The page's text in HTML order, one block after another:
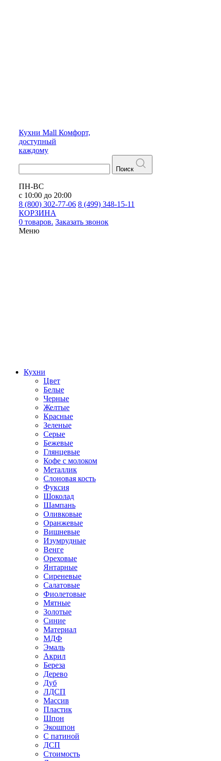
Кухни Mall Комфорт,
доступный
каждому
Поиск
ПН-ВС
с 10:00 до 20:00
8 (800) 302-77-06 8 (499) 348-15-11
КОРЗИНА
0 товаров. Заказать звонок
Меню
Кухни
Цвет
Белые
Черные
Желтые
Красные
Зеленые
Серые
Бежевые
Глянцевые
Кофе с молоком
Металлик
Слоновая кость
Фуксия
Шоколад
Шампань
Оливковые
Оранжевые
Вишневые
Изумрудные
Венге
Ореховые
Янтарные
Сиреневые
Салатовые
Фиолетовые
Мятные
Золотые
Синие
Материал
МДФ
Эмаль
Акрил
Береза
Дерево
Дуб
ЛДСП
Массив
Пластик
Шпон
Экошпон
С патиной
ДСП
Стоимость